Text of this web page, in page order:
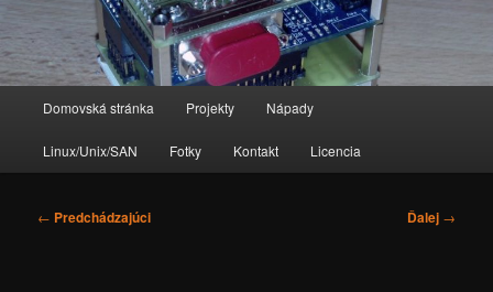
Domovská stránka Projekty Nápady
Linux/Unix/SAN Fotky Kontakt Licencia
Navigácia
← Predchádzajúci Ďalej →